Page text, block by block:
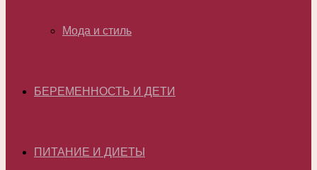
Мода и стиль
БЕРЕМЕННОСТЬ И ДЕТИ
ПИТАНИЕ И ДИЕТЫ